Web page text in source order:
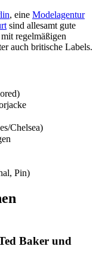
, eine Modelagentur
sind allesamt gute
regelmäßigen
auch britische Labels.
Chelsea)
Pin)
Baker und